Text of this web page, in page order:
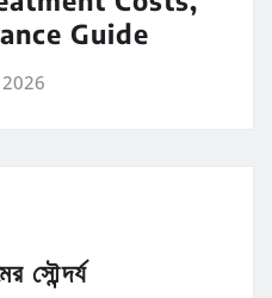
Guide
2026
সৌন্দর্য